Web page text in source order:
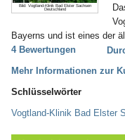
Bild: Vogtland-Klinik Bad Elster Sachsen
Deutschland
Bayerns und ist eines der
4 Bewertungen
Mehr Informationen zur
Schlüsselwörter
Vogtland-Klinik Bad Elster